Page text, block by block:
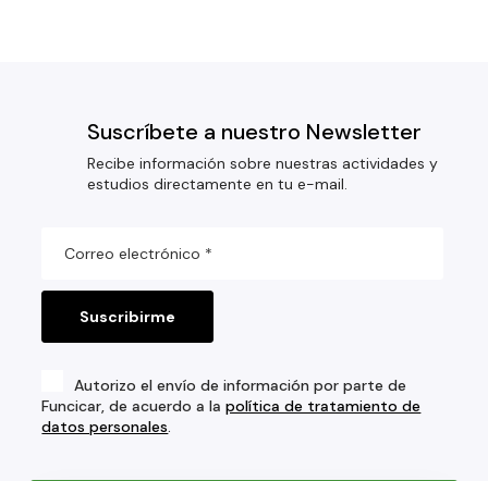
Suscríbete a nuestro Newsletter
Recibe información sobre nuestras actividades y
estudios directamente en tu e-mail.
Autorizo el envío de información por parte de
Funcicar, de acuerdo a lapolítica de tratamiento de
datos personales